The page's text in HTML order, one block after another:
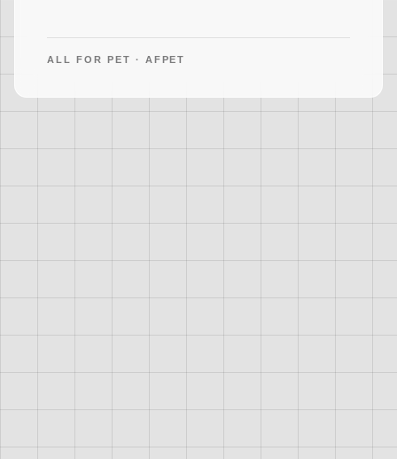
ALL FOR PET · AFPET